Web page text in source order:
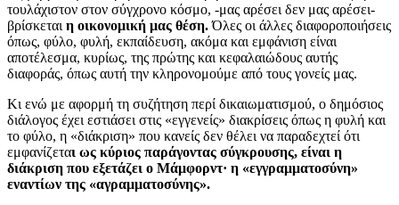
τουλάχιστον στον σύγχρονο κόσμο, -μας αρέσει δεν μας αρέσει-
βρίσκεται η οικονομική μας θέση.Όλες οι άλλες διαφοροποιήσεις
όπως, φύλο, φυλή, εκπαίδευση, ακόμα και εμφάνιση είναι
αποτέλεσμα, κυρίως, της πρώτης και κεφαλαιώδους αυτής
διαφοράς, όπως αυτή την κληρονομούμε από τους γονείς μας.
Κι ενώ με αφορμή τη συζήτηση περί δικαιωματισμού, ο δημόσιος
διάλογος έχει εστιάσει στις «εγγενείς» διακρίσεις όπως η φυλή και
το φύλο, η «διάκριση» που κανείς δεν θέλει να παραδεχτεί ότι
εμφανίζεται ως κύριος παράγοντας σύγκρουσης, είναι η
διάκριση που εξετάζει ο Μάμφορντ· η «εγγραμματοσύνη»
εναντίων της «αγραμματοσύνης».